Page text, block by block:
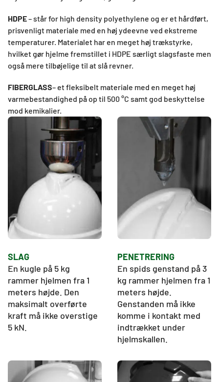
HDPE– står for high density polyethylene og er et hårdført,
prisvenligt materiale med en høj ydeevne ved ekstreme
temperaturer. Materialet har en meget høj trækstyrke,
hvilket gør hjelme fremstillet i HDPE særligt slagsfaste men
også mere tilbøjelige til at slå revner.
FIBERGLASS– et fleksibelt materiale med en meget høj
varmebestandighed på op til 500 °C samt god beskyttelse
mod kemikalier.
SLAG
En kugle på 5 kg
rammer hjelmen fra 1
meters højde. Den
maksimalt overførte
kraft må ikke overstige
5 kN.
PENETRERING
En spids genstand på 3
kg rammer hjelmen fra 1
meters højde.
Genstanden må ikke
komme i kontakt med
indtrækket under
hjelmskallen.